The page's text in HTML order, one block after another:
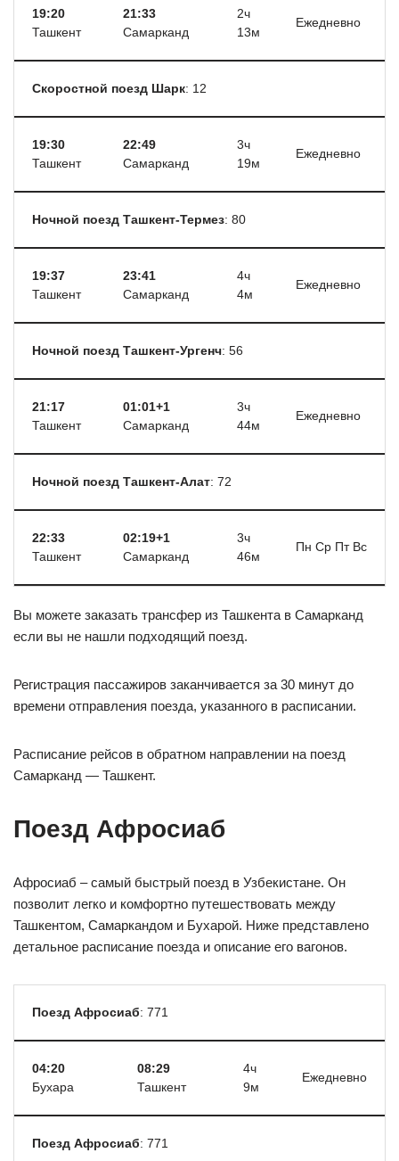
19:20
Ташкент
21:33
Самарканд
2ч
13м
Ежедневно
Cкоростной поезд Шарк: 12
19:30
Ташкент
22:49
Самарканд
3ч
19м
Ежедневно
Ночной поезд Ташкент-Термез: 80
19:37
Ташкент
23:41
Самарканд
4ч
4м
Ежедневно
Ночной поезд Ташкент-Ургенч: 56
21:17
Ташкент
01:01+1
Самарканд
3ч
44м
Ежедневно
Ночной поезд Ташкент-Алат: 72
22:33
Ташкент
02:19+1
Самарканд
3ч
46м
Пн Ср Пт Вс
Вы можете заказать трансфер из Ташкента в Самарканд
если вы не нашли подходящий поезд.
Регистрация пассажиров заканчивается за 30 минут до
времени отправления поезда, указанного в расписании.
Расписание рейсов в обратном направлении на поезд
Самарканд — Ташкент.
Поезд Афросиаб
Афросиаб – самый быстрый поезд в Узбекистане. Он
позволит легко и комфортно путешествовать между
Ташкентом, Самаркандом и Бухарой. Ниже представлено
детальное расписание поезда и описание его вагонов.
Поезд Афросиаб: 771
04:20
Бухара
08:29
Ташкент
4ч
9м
Ежедневно
Поезд Афросиаб: 771